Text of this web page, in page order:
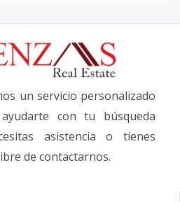
un servicio personalizado
con tu búsqueda
asistencia o tienes
de contactarnos.